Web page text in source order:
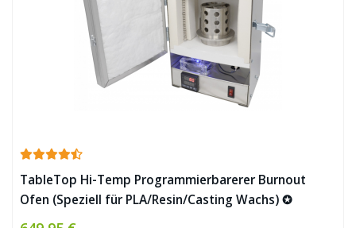
TableTop Hi-Temp Programmierbarerer Burnout
Ofen (Speziell für PLA/Resin/Casting Wachs) ✪